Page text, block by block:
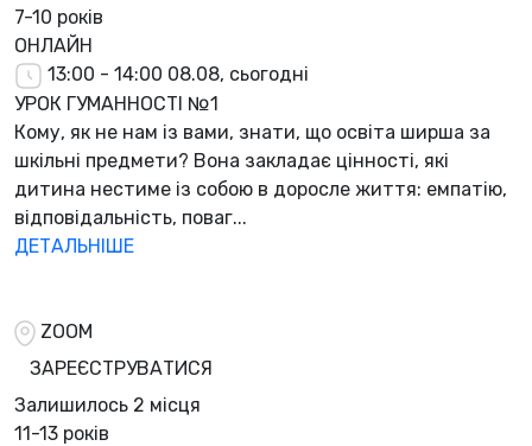
7-10 років
ОНЛАЙН
13:00 - 14:00 08.08, сьогодні
УРОК ГУМАННОСТІ №1
Кому, як не нам із вами, знати, що освіта ширша за
шкільні предмети? Вона закладає цінності, які
дитина нестиме із собою в доросле життя: емпатію,
відповідальність, поваг...
ДЕТАЛЬНІШЕ
ZOOM
ЗАРЕЄСТРУВАТИСЯ
Залишилось 2 місця
11-13 років